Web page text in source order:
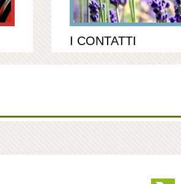
I CONTATTI